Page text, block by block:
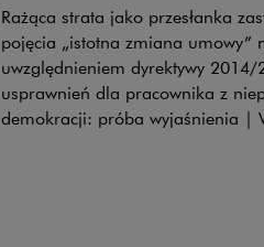
Rażąca strata jako przesłanka
pojęcia „istotna zmiana umowy”
uwzględnieniem dyrektywy
usprawnień dla pracownika z
demokracji: próba wyjaśnienia |